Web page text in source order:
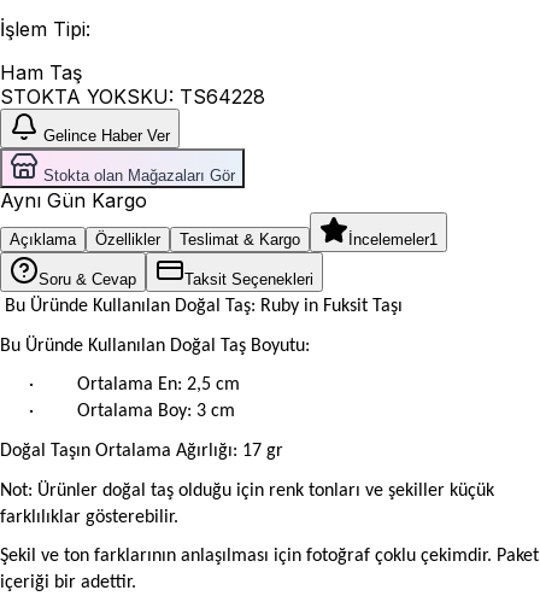
İşlem Tipi:
Ham Taş
STOKTA YOKSKU: TS64228
Gelince Haber Ver
Stokta olan Mağazaları Gör
Aynı Gün Kargo
Açıklama Özellikler Teslimat & Kargo İncelemeler1
Soru & Cevap Taksit Seçenekleri
Bu Üründe Kullanılan Doğal Taş: Ruby in Fuksit Taşı
Bu Üründe Kullanılan Doğal Taş Boyutu:
· Ortalama En: 2,5 cm
· Ortalama Boy: 3 cm
Doğal Taşın Ortalama Ağırlığı: 17 gr
Not: Ürünler doğal taş olduğu için renk tonları ve şekiller küçük
farklılıklar gösterebilir.
Şekil ve ton farklarının anlaşılması için fotoğraf çoklu çekimdir. Paket
içeriği bir adettir.